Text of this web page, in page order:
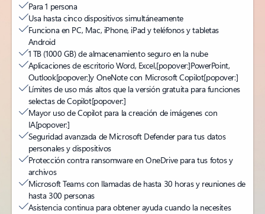
Para 1 persona
Usa hasta cinco dispositivos simultáneamente
Funciona en PC, Mac, iPhone, iPad y teléfonos y tabletas
Android
1 TB (1000 GB) de almacenamiento seguro en la nube
Aplicaciones de escritorio Word, Excel,[popover:]PowerPoint,
Outlook[popover:]y OneNote con Microsoft Copilot[popover:]
Límites de uso más altos que la versión gratuita para funciones
selectas de Copilot[popover:]
Mayor uso de Copilot para la creación de imágenes con
IA[popover:]
Seguridad avanzada de Microsoft Defender para tus datos
personales y dispositivos
Protección contra ransomware en OneDrive para tus fotos y
archivos
Microsoft Teams con llamadas de hasta 30 horas y reuniones de
hasta 300 personas
Asistencia continua para obtener ayuda cuando la necesites